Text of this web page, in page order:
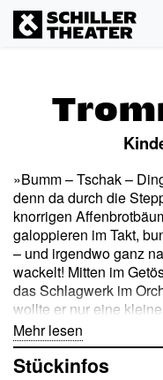
»Bumm – Tschak –
denn da durch die
knorrigen
galoppieren im Takt,
– und irgendwo ganz
wackelt! Mitten im
das Schlagwerk im
wollte er nur eine
Sonne, ein bisschen
Nickerchen im
hier ist alles im
Mehr lesen
Stückinfos